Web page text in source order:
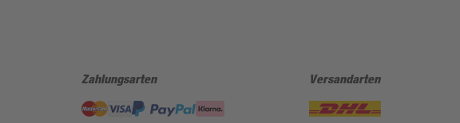
Zahlungsarten Versandarten